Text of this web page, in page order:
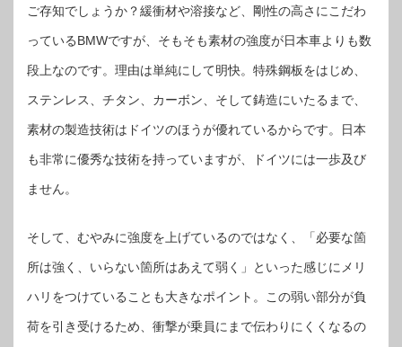
ご存知でしょうか？緩衝材や溶接など、剛性の高さにこだわ
っているBMWですが、そもそも素材の強度が日本車よりも数
段上なのです。理由は単純にして明快。特殊鋼板をはじめ、
ステンレス、チタン、カーボン、そして鋳造にいたるまで、
素材の製造技術はドイツのほうが優れているからです。日本
も非常に優秀な技術を持っていますが、ドイツには一歩及び
ません。
そして、むやみに強度を上げているのではなく、「必要な箇
所は強く、いらない箇所はあえて弱く」といった感じにメリ
ハリをつけていることも大きなポイント。この弱い部分が負
荷を引き受けるため、衝撃が乗員にまで伝わりにくくなるの